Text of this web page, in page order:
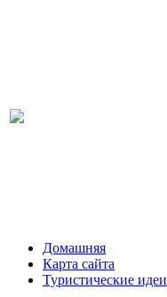
Домашняя
Карта сайта
Туристические идеи